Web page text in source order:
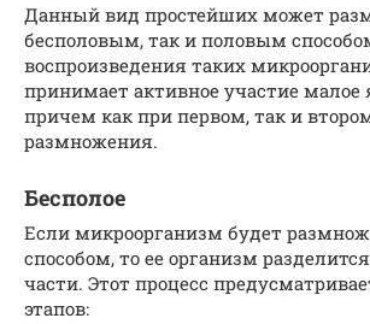
Данный вид простейших может
бесполовым, так и половым
воспроизведения таких
принимает активное участие малое
причем как при первом, так и
размножения.
Бесполое
Если микроорганизм будет
способом, то ее организм
части. Этот процесс
этапов: